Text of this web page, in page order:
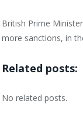
British Prime
more sanctions, in
Related posts:
No related posts.